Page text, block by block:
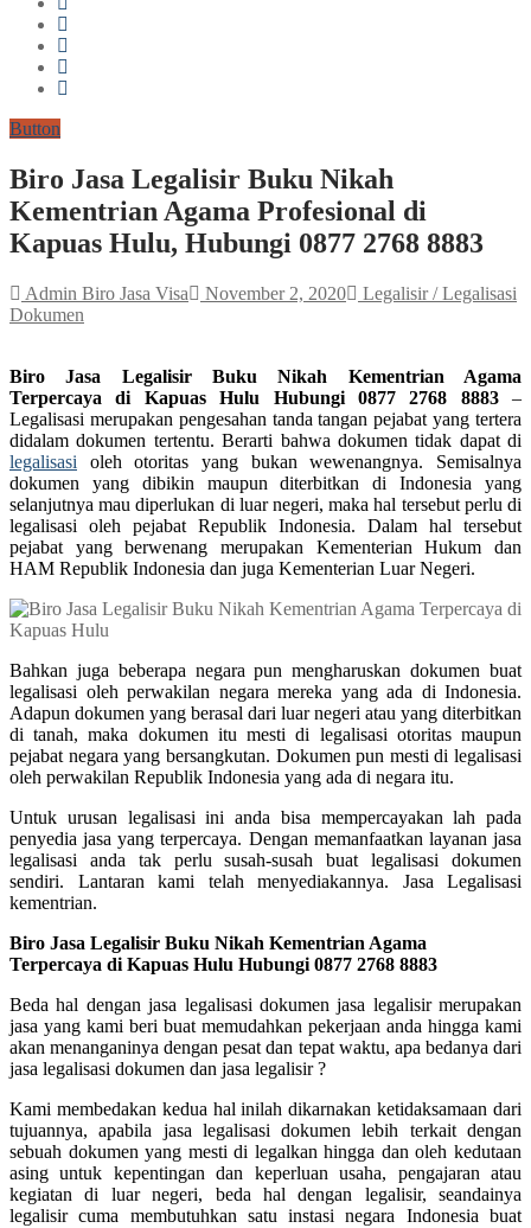
Button
Biro Jasa Legalisir Buku Nikah
Kementrian Agama Profesional di
Kapuas Hulu, Hubungi 0877 2768 8883
Admin Biro Jasa Visa November 2, 2020
Legalisir / Legalisasi
Dokumen
Biro Jasa Legalisir Buku Nikah Kementrian Agama
Terpercaya di Kapuas Hulu Hubungi 0877 2768 8883–
Legalisasi merupakan pengesahan tanda tangan pejabat yang tertera
didalam dokumen tertentu. Berarti bahwa dokumen tidak dapat di
legalisasi oleh otoritas yang bukan wewenangnya. Semisalnya
dokumen yang dibikin maupun diterbitkan di Indonesia yang
selanjutnya mau diperlukan di luar negeri, maka hal tersebut perlu di
legalisasi oleh pejabat Republik Indonesia. Dalam hal tersebut
pejabat yang berwenang merupakan Kementerian Hukum dan
HAM Republik Indonesia dan juga Kementerian Luar Negeri.
Bahkan juga beberapa negara pun mengharuskan dokumen buat
legalisasi oleh perwakilan negara mereka yang ada di Indonesia.
Adapun dokumen yang berasal dari luar negeri atau yang diterbitkan
di tanah, maka dokumen itu mesti di legalisasi otoritas maupun
pejabat negara yang bersangkutan. Dokumen pun mesti di legalisasi
oleh perwakilan Republik Indonesia yang ada di negara itu.
Untuk urusan legalisasi ini anda bisa mempercayakan lah pada
penyedia jasa yang terpercaya. Dengan memanfaatkan layanan jasa
legalisasi anda tak perlu susah-susah buat legalisasi dokumen
sendiri. Lantaran kami telah menyediakannya. Jasa Legalisasi
kementrian.
Biro Jasa Legalisir Buku Nikah Kementrian Agama
Terpercaya di Kapuas Hulu Hubungi 0877 2768 8883
Beda hal dengan jasa legalisasi dokumen jasa legalisir merupakan
jasa yang kami beri buat memudahkan pekerjaan anda hingga kami
akan menanganinya dengan pesat dan tepat waktu, apa bedanya dari
jasa legalisasi dokumen dan jasa legalisir ?
Kami membedakan kedua hal inilah dikarnakan ketidaksamaan dari
tujuannya, apabila jasa legalisasi dokumen lebih terkait dengan
sebuah dokumen yang mesti di legalkan hingga dan oleh kedutaan
asing untuk kepentingan dan keperluan usaha, pengajaran atau
kegiatan di luar negeri, beda hal dengan legalisir, seandainya
legalisir cuma membutuhkan satu instasi negara Indonesia buat